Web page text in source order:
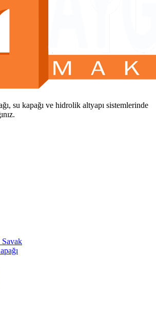
su kapağı ve hidrolik altyapı sistemlerinde
Savak